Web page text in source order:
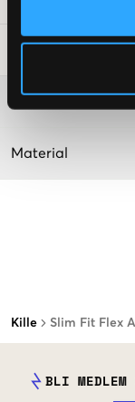
Kille Slim Fit Flex
Tvättråd
Material
BLI